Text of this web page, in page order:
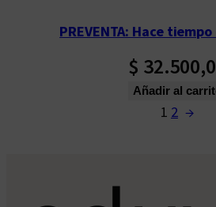
PREVENTA: Hace
$
Añadir al
1 2 →